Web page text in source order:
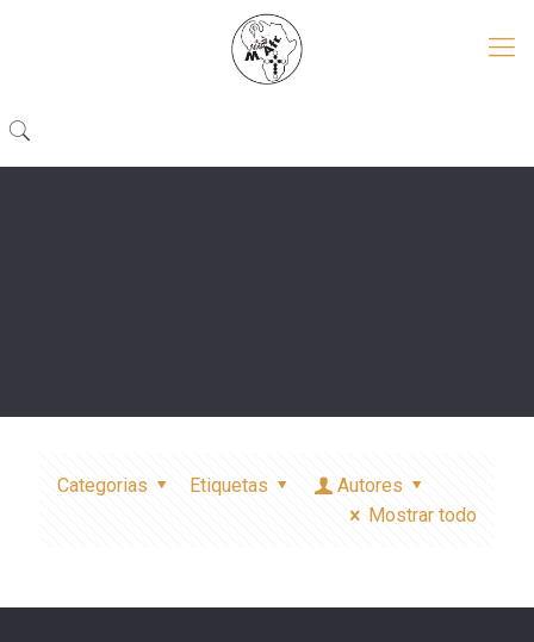
Categorias Etiquetas
Autores
Mostrar todo